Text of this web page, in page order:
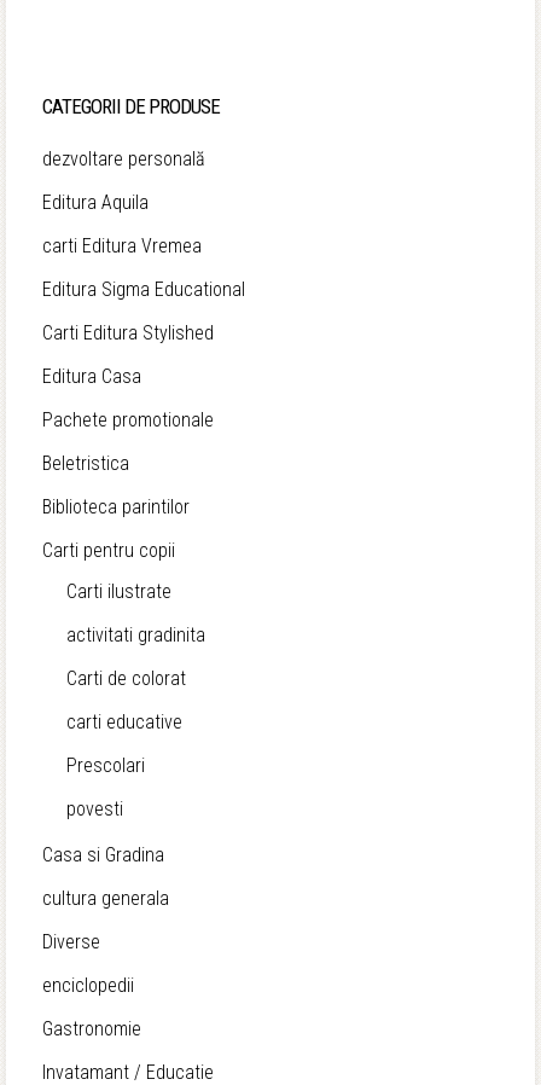
fost:
35,90 lei.
CATEGORII DE PRODUSE
dezvoltare personală
Editura Aquila
carti Editura Vremea
Editura Sigma Educational
Carti Editura Stylished
Editura Casa
Pachete promotionale
Beletristica
Biblioteca parintilor
Carti pentru copii
Carti ilustrate
activitati gradinita
Carti de colorat
carti educative
Prescolari
povesti
Casa si Gradina
cultura generala
Diverse
enciclopedii
Gastronomie
Invatamant / Educatie